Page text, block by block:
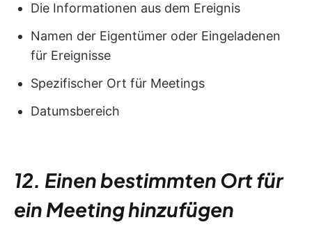
Die Informationen aus dem Ereignis
Namen der Eigentümer oder Eingeladenen
für Ereignisse
Spezifischer Ort für Meetings
Datumsbereich
12. Einen bestimmten Ort für
ein Meeting hinzufügen